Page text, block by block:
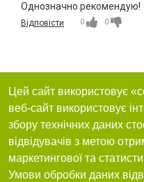
Однозначно рекомендую!
Відповісти 0 0
Цей сайт використовує
веб-сайт використовує
збору технічних даних
відвідувачів з метою
маркетингової та
Умови обробки даних